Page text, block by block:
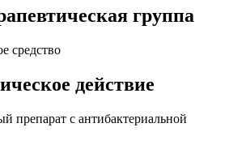
группа
средство
действие
препарат с антибактериальной